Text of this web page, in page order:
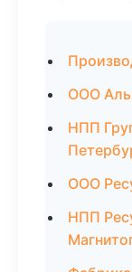
ООО
НПП
ООО
НПП